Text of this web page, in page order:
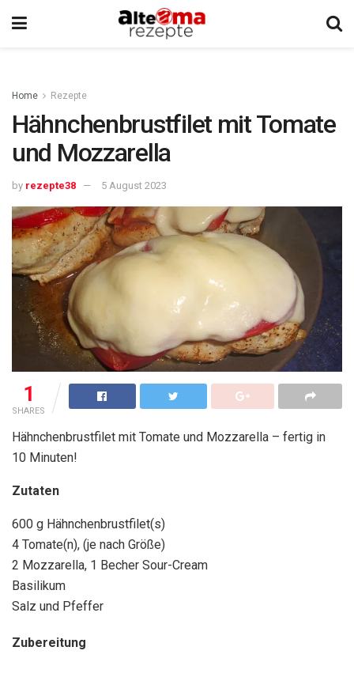
Home Rezepte
Hähnchenbrustfilet mit Tomate
und Mozzarella
by rezepte38 5 August 2023
1
SHARES
Hähnchenbrustfilet mit Tomate und Mozzarella – fertig in
10 Minuten!
Zutaten
600 g Hähnchenbrustfilet(s)
4 Tomate(n), (je nach Größe)
2 Mozzarella, 1 Becher Sour-Cream
Basilikum
Salz und Pfeffer
Zubereitung